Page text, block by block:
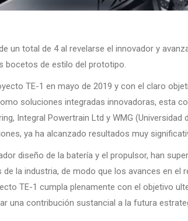
un total de 4 al revelarse el innovador y
bocetos de estilo del prototipo.
TE-1 en mayo de 2019 y con el claro
soluciones integradas innovadoras, esta
Integral Powertrain Ltd y WMG (Universidad
ya ha alcanzado resultados muy
diseño de la batería y el propulsor, han
la industria, de modo que los avances en el
TE-1 cumpla plenamente con el objetivo
una contribución sustancial a la futura